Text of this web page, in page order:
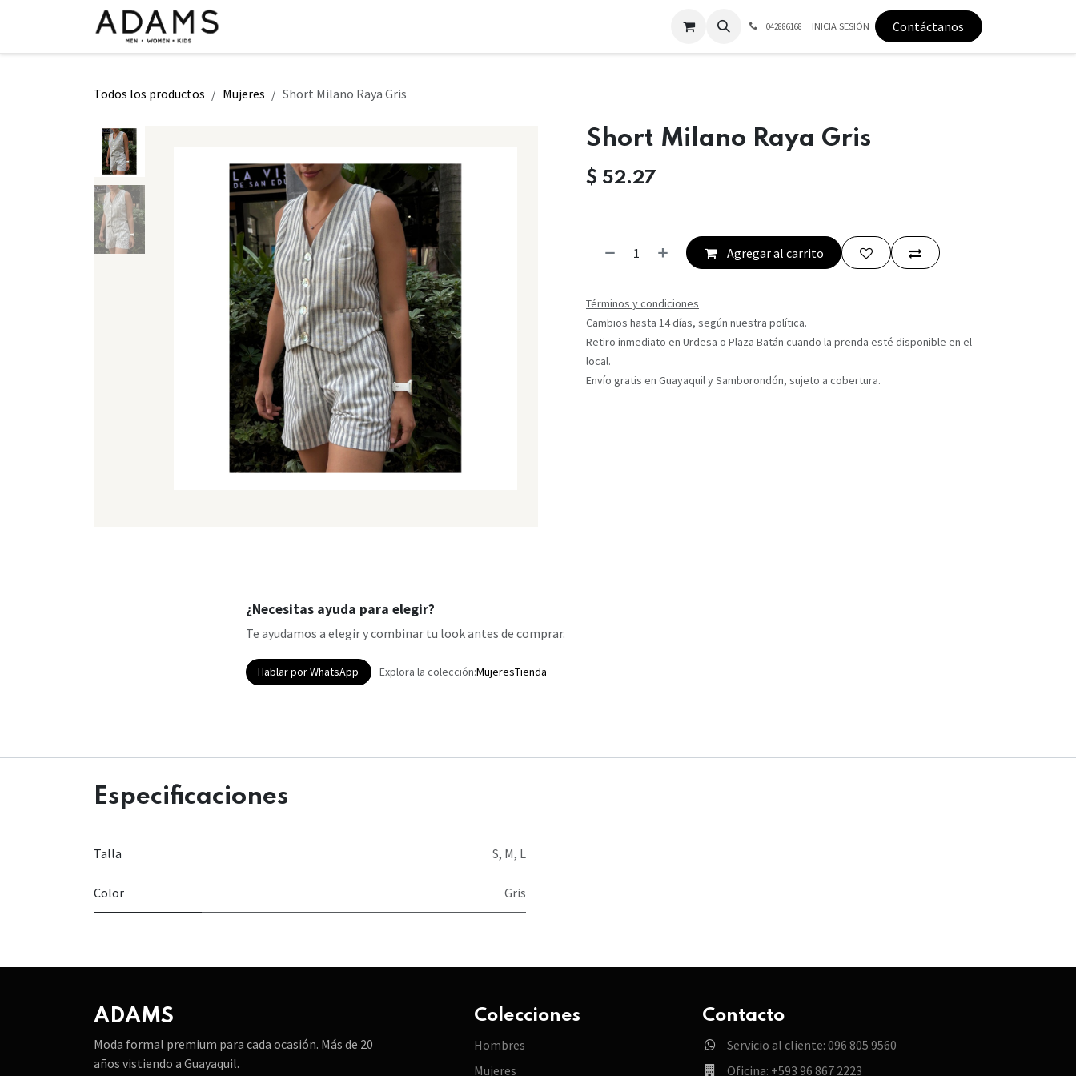
042886168 INICIA SESIÓN Contáctanos
Todos los productos Mujeres Short Milano Raya Gris
Short Milano Raya Gris
$ 52.27
Agregar al carrito
Términos y condiciones
Cambios hasta 14 días, según nuestra política.
Retiro inmediato en Urdesa o Plaza Batán cuando la prenda esté disponible en el
local.
Envío gratis en Guayaquil y Samborondón, sujeto a cobertura.
¿Necesitas ayuda para elegir?
Te ayudamos a elegir y combinar tu look antes de comprar.
Hablar por WhatsApp Explora la colección:MujeresTienda
Especificaciones
Talla S, M, L
Color Gris
ADAMS
Moda formal premium para cada ocasión. Más de 20
años vistiendo a Guayaquil.
Colecciones
Hombres
Mujeres
Contacto
Servicio al cliente: 096 805 9560
Oficina: +593 96 867 2223